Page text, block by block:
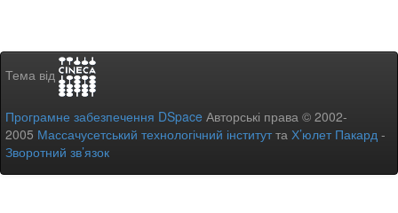
Тема від
Програмне забезпечення DSpace Авторські права © 2002-
2005 Массачусетський технологічний інститутта Х’юлет Пакард -
Зворотний зв’язок